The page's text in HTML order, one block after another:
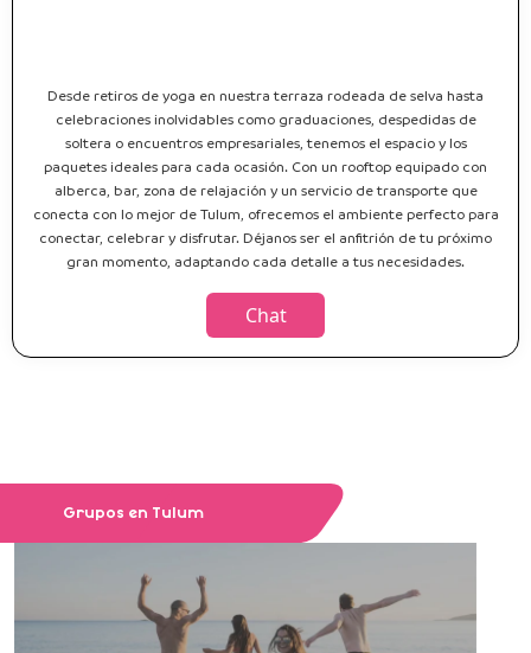
Desde retiros de yoga en nuestra terraza rodeada de selva hasta
celebraciones inolvidables como graduaciones, despedidas de
soltera o encuentros empresariales, tenemos el espacio y los
paquetes ideales para cada ocasión. Con un rooftop equipado con
alberca, bar, zona de relajación y un servicio de transporte que
conecta con lo mejor de Tulum, ofrecemos el ambiente perfecto para
conectar, celebrar y disfrutar. Déjanos ser el anfitrión de tu próximo
gran momento, adaptando cada detalle a tus necesidades.
Chat
Grupos en Tulum